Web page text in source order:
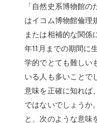
「自然史系博物館の
はイコム博物館倫理
または相補的な関係
年11月までの期間に
学的でとても難しい
いる人も多いことで
意味を正確に知れば
ではないでしょうか
と、次のような意味